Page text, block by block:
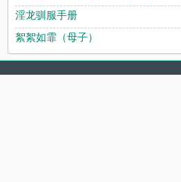
淫龙驯服手册
絮絮如霏（母子）